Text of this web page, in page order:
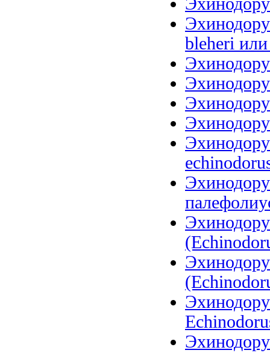
bleheri